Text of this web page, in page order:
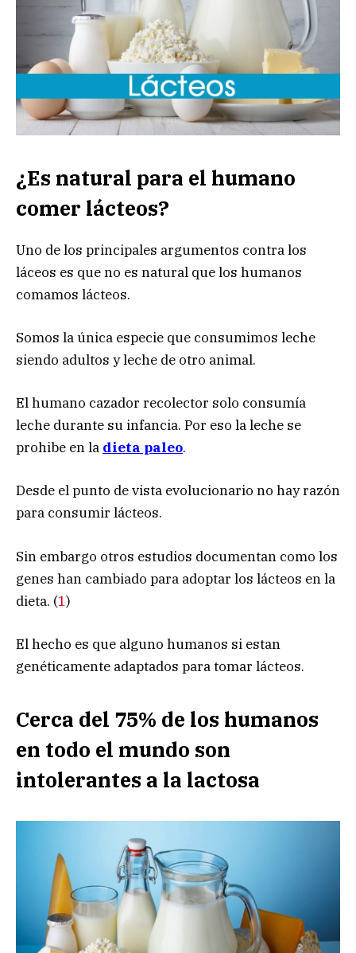
¿Es natural para el humano
comer lácteos?
Uno de los principales argumentos contra los
láceos es que no es natural que los humanos
comamos lácteos.
Somos la única especie que consumimos leche
siendo adultos y leche de otro animal.
El humano cazador recolector solo consumía
leche durante su infancia. Por eso la leche se
prohibe en la dieta paleo.
Desde el punto de vista evolucionario no hay razón
para consumir lácteos.
Sin embargo otros estudios documentan como los
genes han cambiado para adoptar los lácteos en la
dieta. (1)
El hecho es que alguno humanos si estan
genéticamente adaptados para tomar lácteos.
Cerca del 75% de los humanos
en todo el mundo son
intolerantes a la lactosa